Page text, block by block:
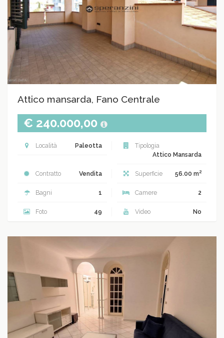
Attico mansarda, Fano Centrale
€ 240.000,00
Località Paleotta
Tipologia
Attico Mansarda
Contratto Vendita Superficie 56.00 m2
Bagni 1 Camere 2
Foto 49 Video No